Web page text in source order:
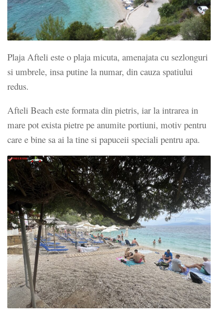
Plaja Afteli este o plaja micuta, amenajata cu sezlonguri
si umbrele, insa putine la numar, din cauza spatiului
redus.
Afteli Beach este formata din pietris, iar la intrarea in
mare pot exista pietre pe anumite portiuni, motiv pentru
care e bine sa ai la tine si papuceii speciali pentru apa.